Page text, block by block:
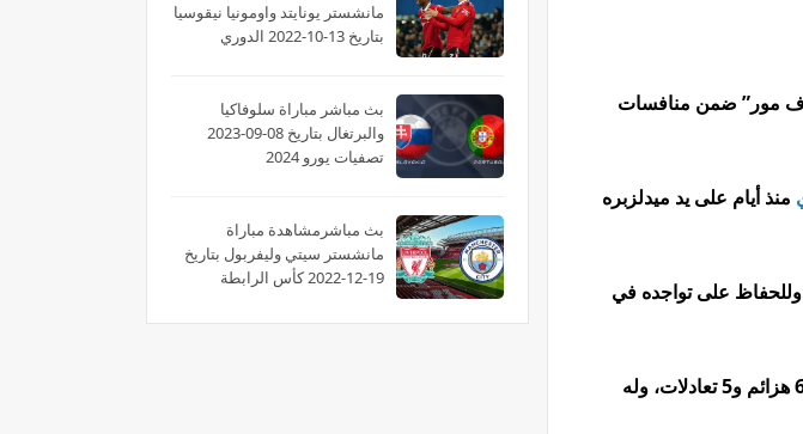
مور” ضمن منافسات
منذ أيام على يد ميدلزبره
وللحفاظ على تواجده في
وخاض مان يونايتد 22 جولة في البريميرليج هذا الموسم، حقق الفوز في 11 مباراة و6 هزائم و5 تعادلات، وله
مانشستر يونايتد واومونيا نيقوسيا
بتاريخ 13-10-2022 الدوري
بث مباشر مباراة سلوفاكيا
والبرتغال بتاريخ 08-09-2023
تصفيات يورو 2024
بث مباشرمشاهدة مباراة
مانشستر سيتي وليفربول بتاريخ
19-12-2022 كأس الرابطة